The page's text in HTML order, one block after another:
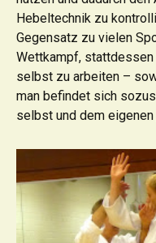
Hebeltechnik zu
Gegensatz zu vielen
Wettkampf,
selbst zu arbeiten –
man befindet sich
selbst und dem eigenen